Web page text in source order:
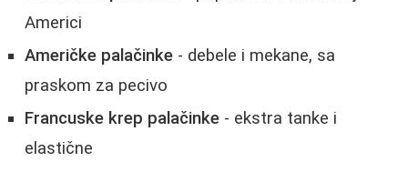
Americi
Američke palačinke - debele i mekane, sa
praskom za pecivo
Francuske krep palačinke - ekstra tanke i
elastične